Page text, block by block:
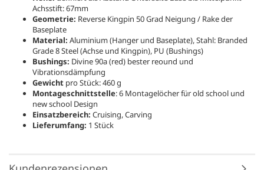
Achsstift: 67mm
Geometrie: Reverse Kingpin 50 Grad Neigung / Rake der
Baseplate
Material: Aluminium (Hanger und Baseplate), Stahl: Branded
Grade 8 Steel (Achse und Kingpin), PU (Bushings)
Bushings: Divine 90a (red) bester reound und
Vibrationsdämpfung
Gewicht pro Stück: 460 g
Montageschnittstelle: 6 Montagelöcher für old school und
new school Design
Einsatzbereich: Cruising, Carving
Lieferumfang: 1 Stück